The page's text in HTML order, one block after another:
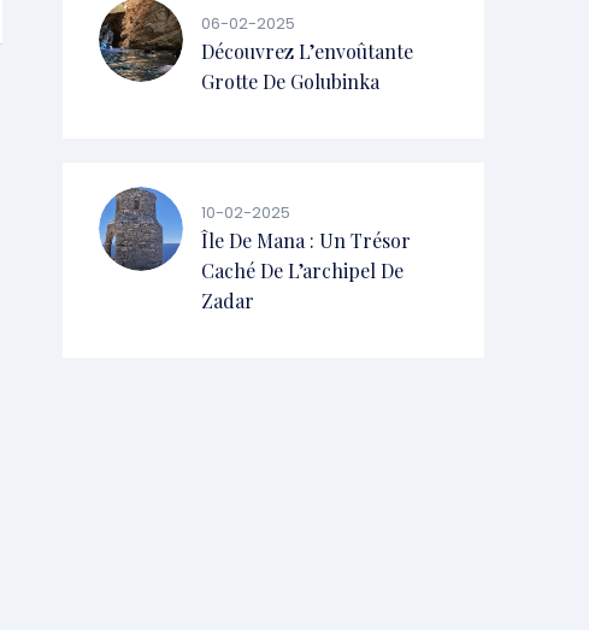
06-02-2025
Découvrez L’envoûtante
Grotte De Golubinka
10-02-2025
Île De Mana : Un Trésor
Caché De L’archipel De
Zadar